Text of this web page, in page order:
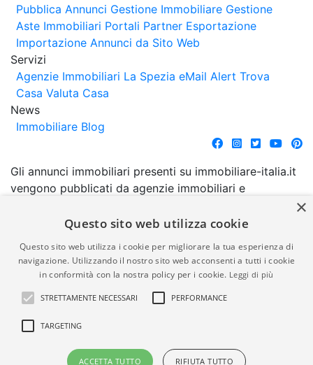
Pubblica Annunci Gestione Immobiliare Gestione
Aste Immobiliari Portali Partner Esportazione
Importazione Annunci da Sito Web
Servizi
Agenzie Immobiliari La Spezia eMail Alert Trova
Casa Valuta Casa
News
Immobiliare Blog
Gli annunci immobiliari presenti su immobiliare-italia.it
vengono pubblicati da agenzie immobiliari e
comporta l'approvazione o l'avallo da parte di
garanzia da parte di quest'ultima. immobiliare-italia.it
quindi non è responsabile della veridicità, della
correttezza, della completezza, della normativa in
materia di privacy e/o di alcun altro aspetto dei
suddetti annunci.
© Copyright 2007 - 2026
Powered by
×
Questo sito web utilizza cookie
Questo sito web utilizza i cookie per migliorare la tua esperienza di
navigazione. Utilizzando il nostro sito web acconsenti a tutti i cookie
in conformità con la nostra policy per i cookie. Leggi di più
STRETTAMENTE NECESSARI PERFORMANCE
TARGETING
ACCETTA TUTTO RIFIUTA TUTTO